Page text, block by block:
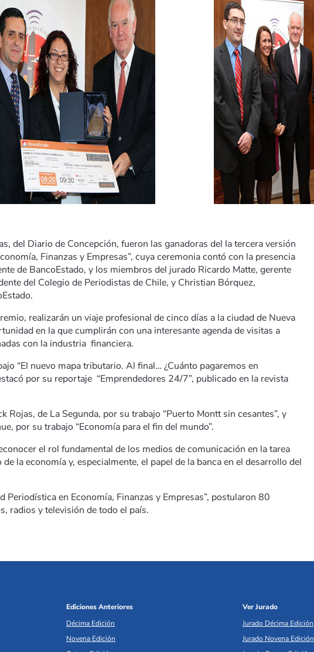
del Diario de Concepción, fueron las ganadoras del la tercera versión
Finanzas y Empresas”, cuya ceremonia contó con la presencia
de BancoEstado, y los miembros del jurado Ricardo Matte, gerente
del Colegio de Periodistas de Chile, y Christian Bórquez,
realizarán un viaje profesional de cinco días a la ciudad de Nueva
en la que cumplirán con una interesante agenda de visitas a
con la industria financiera.
“El nuevo mapa tributario. Al final… ¿Cuánto pagaremos en
por su reportaje “Emprendedores 24/7”, publicado en la revista
Rojas, de La Segunda, por su trabajo “Puerto Montt sin cesantes”, y
por su trabajo “Economía para el fin del mundo”.
el rol fundamental de los medios de comunicación en la tarea
la economía y, especialmente, el papel de la banca en el desarrollo del
Periodística en Economía, Finanzas y Empresas”, postularon 80
radios y televisión de todo el país.
Ediciones Anteriores
Décima Edición
Novena Edición
Ver Jurado
Jurado Décima Edición
Jurado Novena Edición